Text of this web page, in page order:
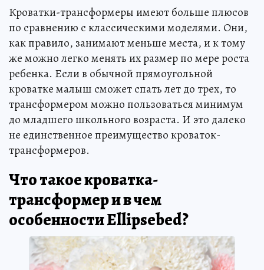
Кроватки-трансформеры имеют больше плюсов
по сравнению с классическими моделями. Они,
как правило, занимают меньше места, и к тому
же можно легко менять их размер по мере роста
ребенка. Если в обычной прямоугольной
кроватке малыш сможет спать лет до трех, то
трансформером можно пользоваться минимум
до младшего школьного возраста. И это далеко
не единственное преимущество кроваток-
трансформеров.
Что такое кроватка-
трансформер и в чем
особенности Еllipsebed?